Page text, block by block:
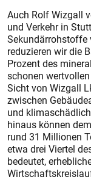
Auch Rolf Wizgall
und Verkehr in
Sekundärrohstoffe
reduzieren wir die
Prozent des
schonen
Sicht von Wizgall
zwischen
und
hinaus können
rund 31 Millionen
etwa drei Viertel
bedeutet,